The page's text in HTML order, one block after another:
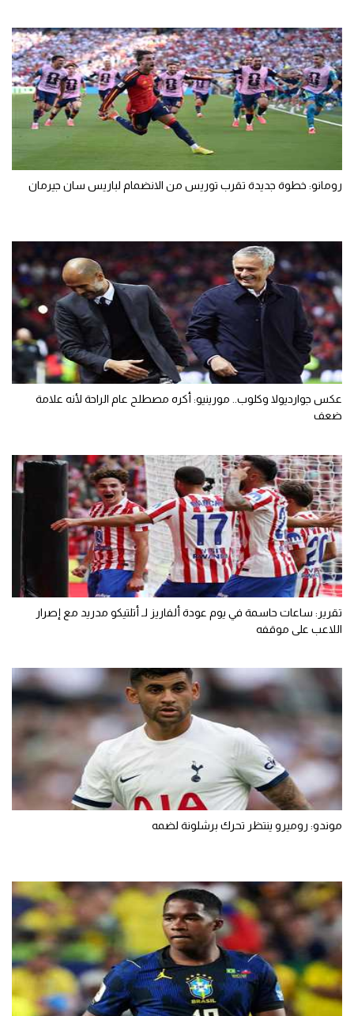
رومانو: خطوة جديدة تقرب توريس من الانضمام لباريس سان جيرمان
عكس جوارديولا وكلوب.. مورينيو: أكره مصطلح عام الراحة لأنه علامة
ضعف
تقرير: ساعات حاسمة في يوم عودة ألفاريز لـ أتلتيكو مدريد مع إصرار
اللاعب على موقفه
موندو: روميرو ينتظر تحرك برشلونة لضمه